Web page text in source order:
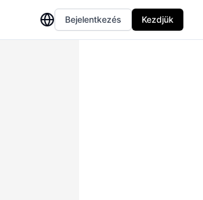
Bejelentkezés Kezdjük